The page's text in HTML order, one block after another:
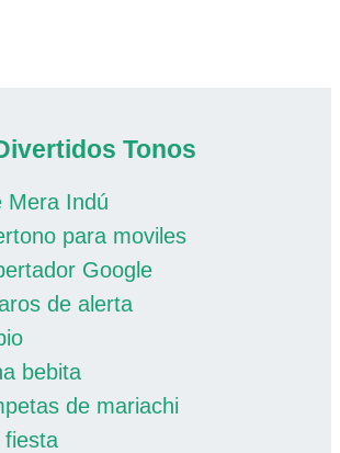
Tonos
Mera Indú
para moviles
Google
de alerta
bebita
de mariachi
fiesta